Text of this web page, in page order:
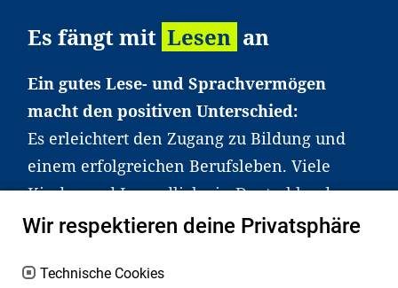
Es fängt mit Lesen an
Ein gutes Lese- und Sprachvermögen
macht den positiven Unterschied:
Es erleichtert den Zugang zu Bildung und
einem erfolgreichen Berufsleben. Viele
Kinder und Jugendliche in Deutschland
haben aber große Schwierigkeiten dabei.
an Familien sowie an Erzieher*innen,
Wir respektieren deine Privatsphäre
Technische Cookies